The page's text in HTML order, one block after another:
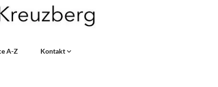
A-Z Kontakt